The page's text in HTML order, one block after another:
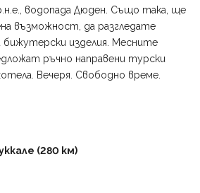
водопада Дюден. Също така, ще
възможност, да разгледате
бижутерски изделия. Месните
ръчно направени турски
Вечеря. Свободно време.
(280 км)